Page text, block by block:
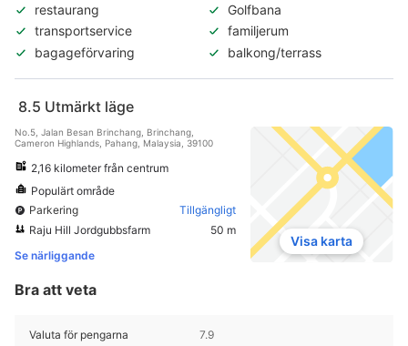
restaurang
Golfbana
transportservice
familjerum
bagageförvaring
balkong/terrass
8.5 Utmärkt läge
No.5, Jalan Besan Brinchang, Brinchang,
Cameron Highlands, Pahang, Malaysia, 39100
2,16 kilometer från centrum
Populärt område
Parkering
Tillgängligt
Raju Hill Jordgubbsfarm
50 m
Se närliggande
Visa karta
Bra att veta
Valuta för pengarna 7.9